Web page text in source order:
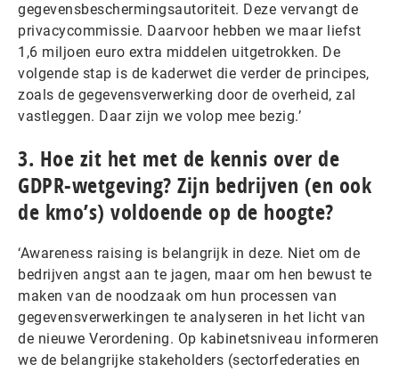
gegevensbeschermingsautoriteit. Deze vervangt de
privacycommissie. Daarvoor hebben we maar liefst
1,6 miljoen euro extra middelen uitgetrokken. De
volgende stap is de kaderwet die verder de principes,
zoals de gegevensverwerking door de overheid, zal
vastleggen. Daar zijn we volop mee bezig.’
3. Hoe zit het met de kennis over de
GDPR-wetgeving? Zijn bedrijven (en ook
de kmo’s) voldoende op de hoogte?
‘Awareness raising is belangrijk in deze. Niet om de
bedrijven angst aan te jagen, maar om hen bewust te
maken van de noodzaak om hun processen van
gegevensverwerkingen te analyseren in het licht van
de nieuwe Verordening. Op kabinetsniveau informeren
we de belangrijke stakeholders (sectorfederaties en